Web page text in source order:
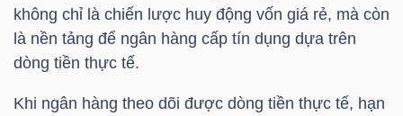
không chỉ là chiến lược huy động vốn giá rẻ, mà còn
là nền tảng để ngân hàng cấp tín dụng dựa trên
dòng tiền thực tế.
Khi ngân hàng theo dõi được dòng tiền thực tế, hạn
SÓC